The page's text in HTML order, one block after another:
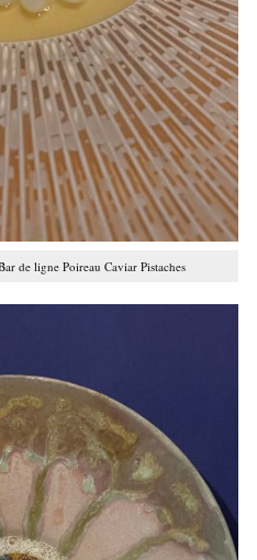
de ligne Poireau Caviar Pistaches